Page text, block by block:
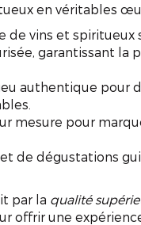
en véritables
de vins et spiritueux
garantissant la
authentique pour
mesure pour
de dégustations
par la qualité
offrir une